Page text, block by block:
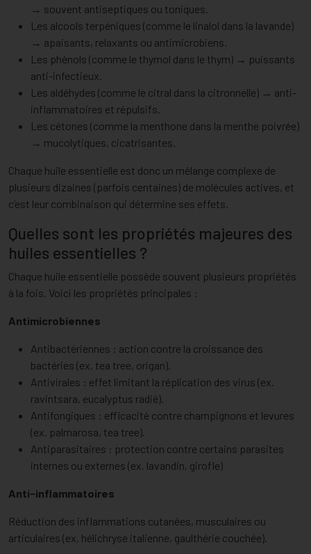
→ souvent antiseptiques ou toniques.
Les alcools terpéniques (comme le linalol dans la lavande)
→ apaisants, relaxants ou antimicrobiens.
Les phénols (comme le thymol dans le thym) → puissants
anti-infectieux.
Les aldéhydes (comme le citral dans la citronnelle) → anti-
inflammatoires et répulsifs.
Les cétones (comme la menthone dans la menthe poivrée)
→ mucolytiques, cicatrisantes.
Chaque huile essentielle est donc un mélange complexe de
plusieurs dizaines (parfois centaines) de molécules actives, et
c’est leur combinaison qui détermine ses effets.
Quelles sont les propriétés majeures des
huiles essentielles ?
Chaque huile essentielle possède souvent plusieurs propriétés
à la fois. Voici les propriétés principales :
Antimicrobiennes
Antibactériennes : action contre la croissance des
bactéries (ex. tea tree, origan).
Antivirales : effet limitant la réplication des virus (ex.
ravintsara, eucalyptus radié).
Antifongiques : efficacité contre champignons et levures
(ex. palmarosa, tea tree).
Antiparasitaires : protection contre certains parasites
internes ou externes (ex. lavandin, girofle)
Anti-inflammatoires
Réduction des inflammations cutanées, musculaires ou
articulaires (ex. hélichryse italienne, gaulthérie couchée).